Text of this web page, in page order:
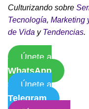
Culturizando sobre
Tecnología, Marketing
de Vida y Tendencias.
Únete a
WhatsApp
Únete a
Telegram